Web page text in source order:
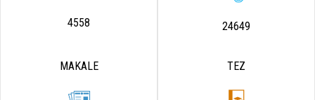
4558 24649
MAKALE TEZ